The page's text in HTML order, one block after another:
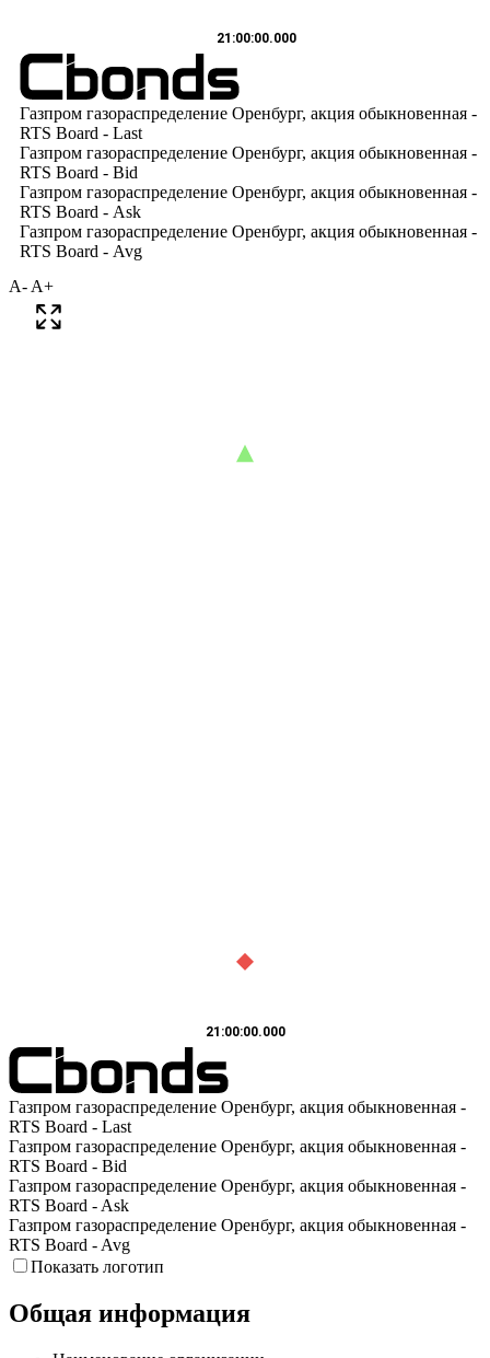
21:00:00.000
Газпром газораспределение Оренбург, акция обыкновенная -
RTS Board - Last
Газпром газораспределение Оренбург, акция обыкновенная -
RTS Board - Bid
Газпром газораспределение Оренбург, акция обыкновенная -
Газпром газораспределение Оренбург, акция обыкновенная -
RTS Board - Avg